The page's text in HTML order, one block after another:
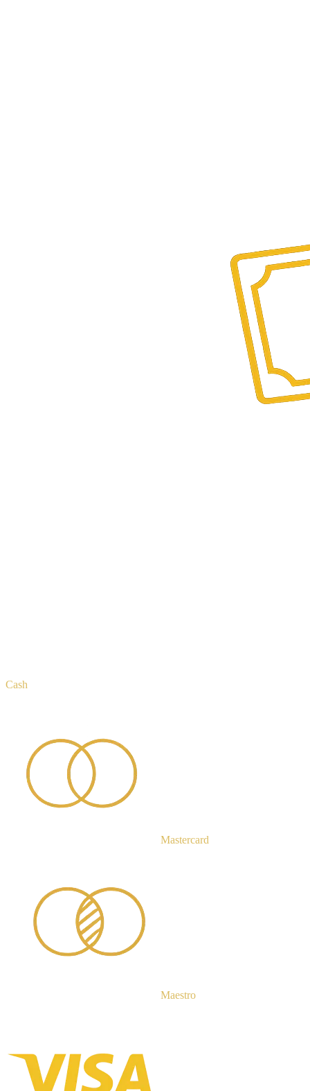
Cash
Mastercard
Maestro